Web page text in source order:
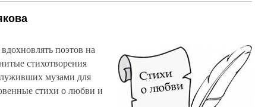
поэтов на
стихотворения
музами для
стихи о любви и